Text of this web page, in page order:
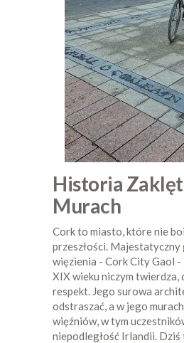
Historia
Murach
Cork to miasto, które nie
przeszłości. Majestatyczny
więzienia - Cork City Gaol -
XIX wieku niczym twierdza,
respekt. Jego surowa
odstraszać, a w jego
więźniów, w tym
niepodległość Irlandii. Dziś